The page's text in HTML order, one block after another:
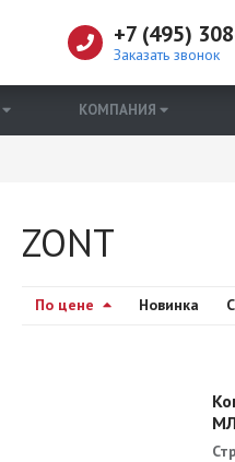
+7 (495)
Заказать звонок
КОМПАНИЯ
ZONT
По цене Новинка